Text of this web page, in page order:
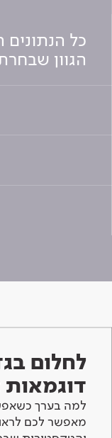
כל
הגוון
לחלום
למה בערך
מאפשר לכם